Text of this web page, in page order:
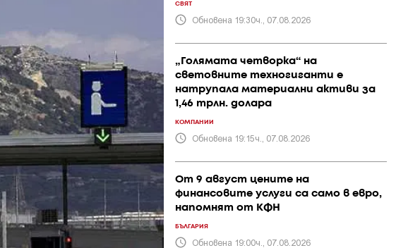
СВЯТ
Обновена 19:30ч., 07.08.2026
„Голямата четворка“ на
световните техногиганти е
натрупала материални активи за
1,46 трлн. долара
КОМПАНИИ
Обновена 19:15ч., 07.08.2026
От 9 август цените на
финансовите услуги са само в евро,
напомнят от КФН
БЪЛГАРИЯ
Обновена 19:00ч., 07.08.2026